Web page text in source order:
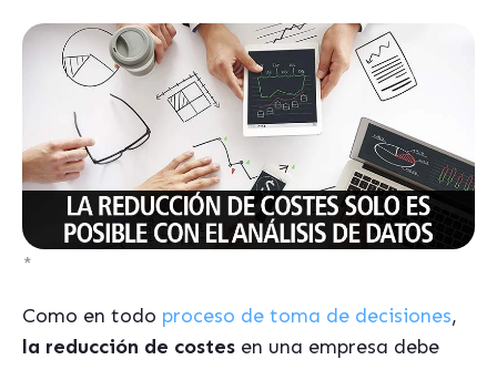
*
Como en todo proceso de toma de decisiones,
la reducción de costes en una empresa debe